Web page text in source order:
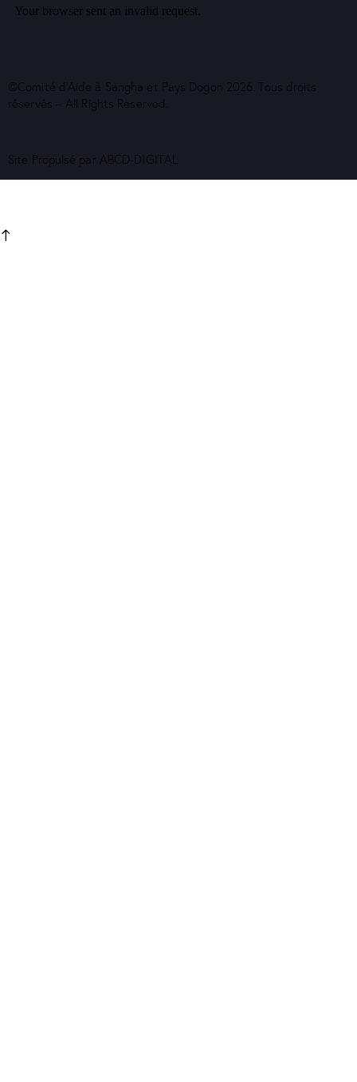
©Comité d’Aide à Sangha et Pays Dogon 2026. Tous droits
réservés – All Rights Reserved.
Site Propulsé par ABCD-DIGITAL